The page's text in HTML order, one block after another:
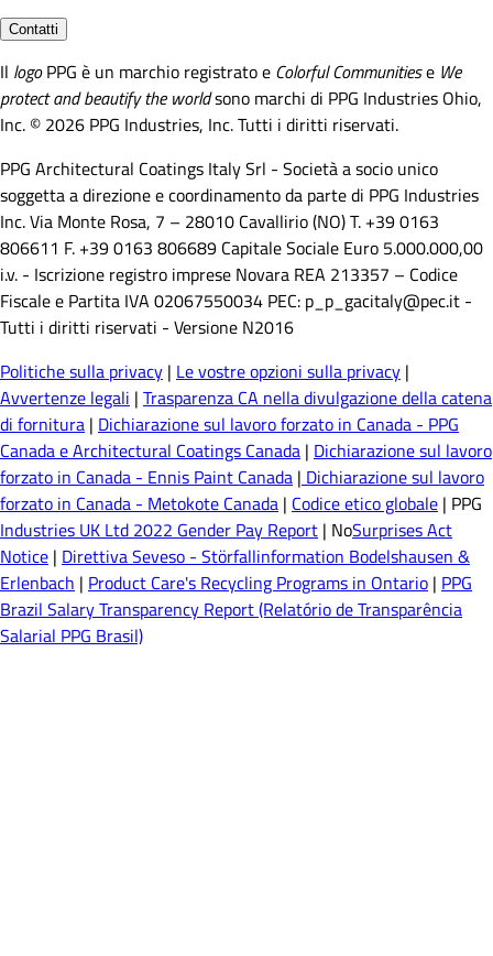
Contatti
Il logoPPG è un marchio registrato e Colorful Communitiese We
protect and beautify the worldsono marchi di PPG Industries Ohio,
Inc. © 2026 PPG Industries, Inc. Tutti i diritti riservati.
PPG Architectural Coatings Italy Srl - Società a socio unico
soggetta a direzione e coordinamento da parte di PPG Industries
Inc. Via Monte Rosa, 7 – 28010 Cavallirio (NO) T. +39 0163
806611 F. +39 0163 806689 Capitale Sociale Euro 5.000.000,00
i.v. - Iscrizione registro imprese Novara REA 213357 – Codice
Fiscale e Partita IVA 02067550034 PEC: p_p_gacitaly@pec.it -
Tutti i diritti riservati - Versione N2016
Politiche sulla privacy | Le vostre opzioni sulla privacy |
Avvertenze legali | Trasparenza CA nella divulgazione della catena
di fornitura | Dichiarazione sul lavoro forzato in Canada - PPG
Canada e Architectural Coatings Canada | Dichiarazione sul lavoro
forzato in Canada - Ennis Paint Canada | Dichiarazione sul lavoro
forzato in Canada - Metokote Canada | Codice etico globale | PPG
Industries UK Ltd 2022 Gender Pay Report | NoSurprises Act
Notice | Direttiva Seveso - Störfallinformation Bodelshausen &
Erlenbach | Product Care's Recycling Programs in Ontario | PPG
Brazil Salary Transparency Report (Relatório de Transparência
Salarial PPG Brasil)